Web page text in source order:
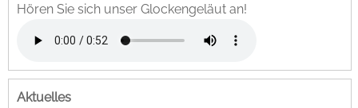
Hören Sie sich unser Glockengeläut an!
Aktuelles